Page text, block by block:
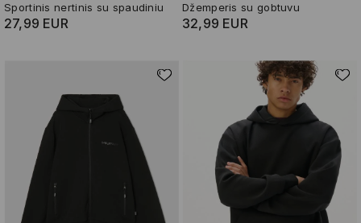
Sportinis nertinis su spaudiniu
27,99 EUR
Džemperis su gobtuvu
32,99 EUR